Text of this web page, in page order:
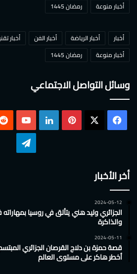
أخبار منوعة
رمضان 1445
أخبار أخبار الرياضة أخبار الفن أخبار
أخبار منوعة
رمضان 1445
وسائل التواصل الاجتماعي
فيسبوك بينتيريست لينكدإن
أخر الأخبار
2024-05-12
الجزائري وليد هني يتألق في روسيا
والذاكرة
2024-05-11
قصة حمزة بن دلاج القرصان الجزائري
أخطر هاكر على مستوى العالم